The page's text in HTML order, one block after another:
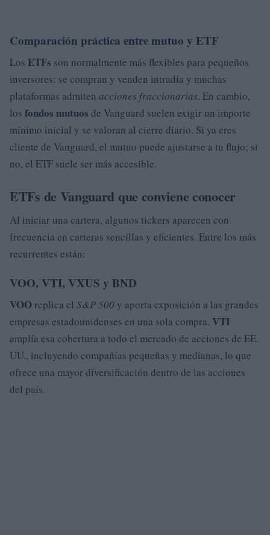
Comparación práctica entre mutuo y ETF
Los ETFs son normalmente más flexibles para pequeños
inversores: se compran y venden intradía y muchas
plataformas admiten acciones fraccionarias. En cambio,
los fondos mutuos de Vanguard suelen exigir un importe
mínimo inicial y se valoran al cierre diario. Si ya eres
cliente de Vanguard, el mutuo puede ajustarse a tu flujo; si
no, el ETF suele ser más accesible.
ETFs de Vanguard que conviene conocer
Al iniciar una cartera, algunos tickers aparecen con
frecuencia en carteras sencillas y eficientes. Entre los más
recurrentes están:
VOO, VTI, VXUS y BND
VOO replica el S&P 500 y aporta exposición a las grandes
empresas estadounidenses en una sola compra. VTI
amplía esa cobertura a todo el mercado de acciones de EE.
UU., incluyendo compañías pequeñas y medianas, lo que
ofrece una mayor diversificación dentro de las acciones
del país.